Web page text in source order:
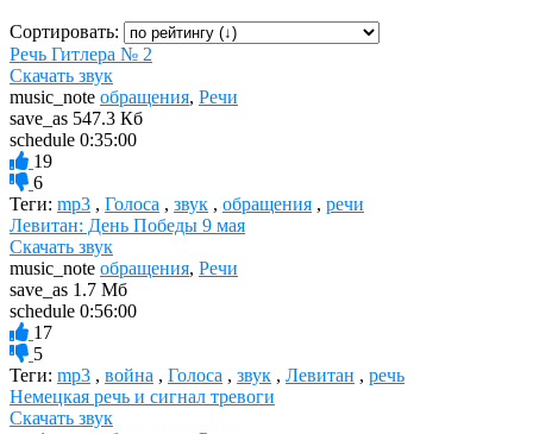
Сортировать:
Речь Гитлера № 2
Скачать звук
music_note обращения, Речи
save_as 547.3 Кб
schedule 0:35:00
19
6
Теги: mp3 , Голоса , звук , обращения , речи
Левитан: День Победы 9 мая
Скачать звук
music_note обращения, Речи
save_as 1.7 Мб
schedule 0:56:00
17
5
Теги: mp3 , война , Голоса , звук , Левитан , речь
Немецкая речь и сигнал тревоги
Скачать звук